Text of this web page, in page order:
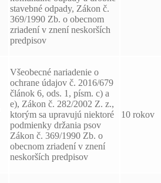
stavebné odpady, Zákon č.
369/1990 Zb. o obecnom
zriadení v znení neskorších
predpisov
Všeobecné nariadenie o
ochrane údajov č. 2016/679
článok 6, ods. 1, písm. c) a
e), Zákon č. 282/2002 Z. z.,
ktorým sa upravujú niektoré
podmienky držania psov
Zákon č. 369/1990 Zb. o
obecnom zriadení v znení
neskorších predpisov
10 rokov